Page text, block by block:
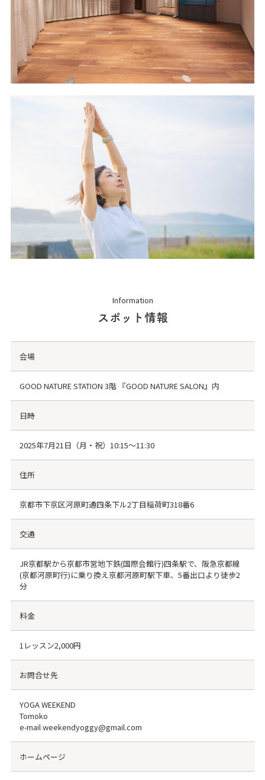
Information
スポット情報
会場
GOOD NATURE STATION 3階 『GOOD NATURE SALON』内
日時
2025年7月21日（月・祝）10:15～11:30
住所
京都市下京区河原町通四条下ル2丁目稲荷町318番6
交通
JR京都駅から京都市営地下鉄(国際会館行)四条駅で、阪急京都線
(京都河原町行)に乗り換え京都河原町駅下車、5番出口より徒歩2
分
料金
1レッスン2,000円
お問合せ先
YOGA WEEKEND
Tomoko
e-mail weekendyoggy@gmail.com
ホームページ